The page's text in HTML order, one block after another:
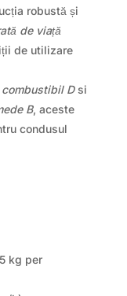
robustă și
de viață
de utilizare
Dsi
B, aceste
condusul
kg per